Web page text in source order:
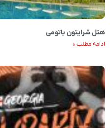
هتل شرایتون باتومی
ادامه مطلب »